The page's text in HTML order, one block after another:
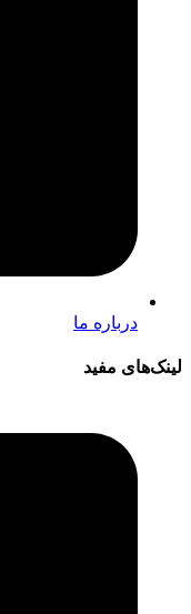
درباره ما
لینک‌های مفید